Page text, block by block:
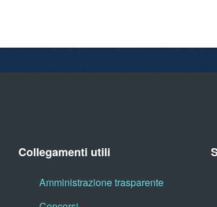
Collegamenti utili
Amministrazione trasparente